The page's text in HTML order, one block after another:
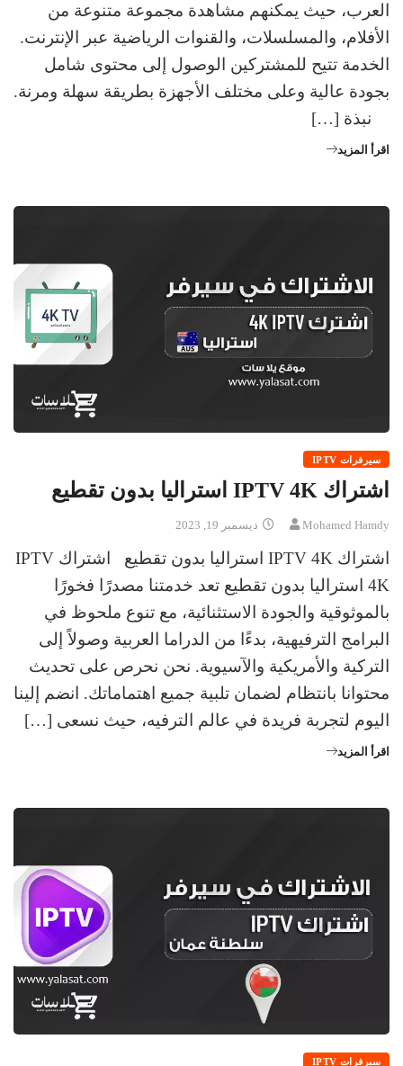
العرب، حيث يمكنهم مشاهدة مجموعة متنوعة من
الأفلام، والمسلسلات، والقنوات الرياضية عبر الإنترنت.
الخدمة تتيح للمشتركين الوصول إلى محتوى شامل
بجودة عالية وعلى مختلف الأجهزة بطريقة سهلة ومرنة.
نبذة […]
اقرأ المزيد
سيرفرات IPTV
اشتراك IPTV 4K استراليا بدون تقطيع
Mohamed Hamdy ديسمبر 19, 2023
اشتراك IPTV 4K استراليا بدون تقطيع اشتراك IPTV
4K استراليا بدون تقطيع تعد خدمتنا مصدرًا فخورًا
بالموثوقية والجودة الاستثنائية، مع تنوع ملحوظ في
البرامج الترفيهية، بدءًا من الدراما العربية وصولاً إلى
التركية والأمريكية والآسيوية. نحن نحرص على تحديث
محتوانا بانتظام لضمان تلبية جميع اهتماماتك. انضم إلينا
اليوم لتجربة فريدة في عالم الترفيه، حيث نسعى […]
اقرأ المزيد
سيرفرات IPTV